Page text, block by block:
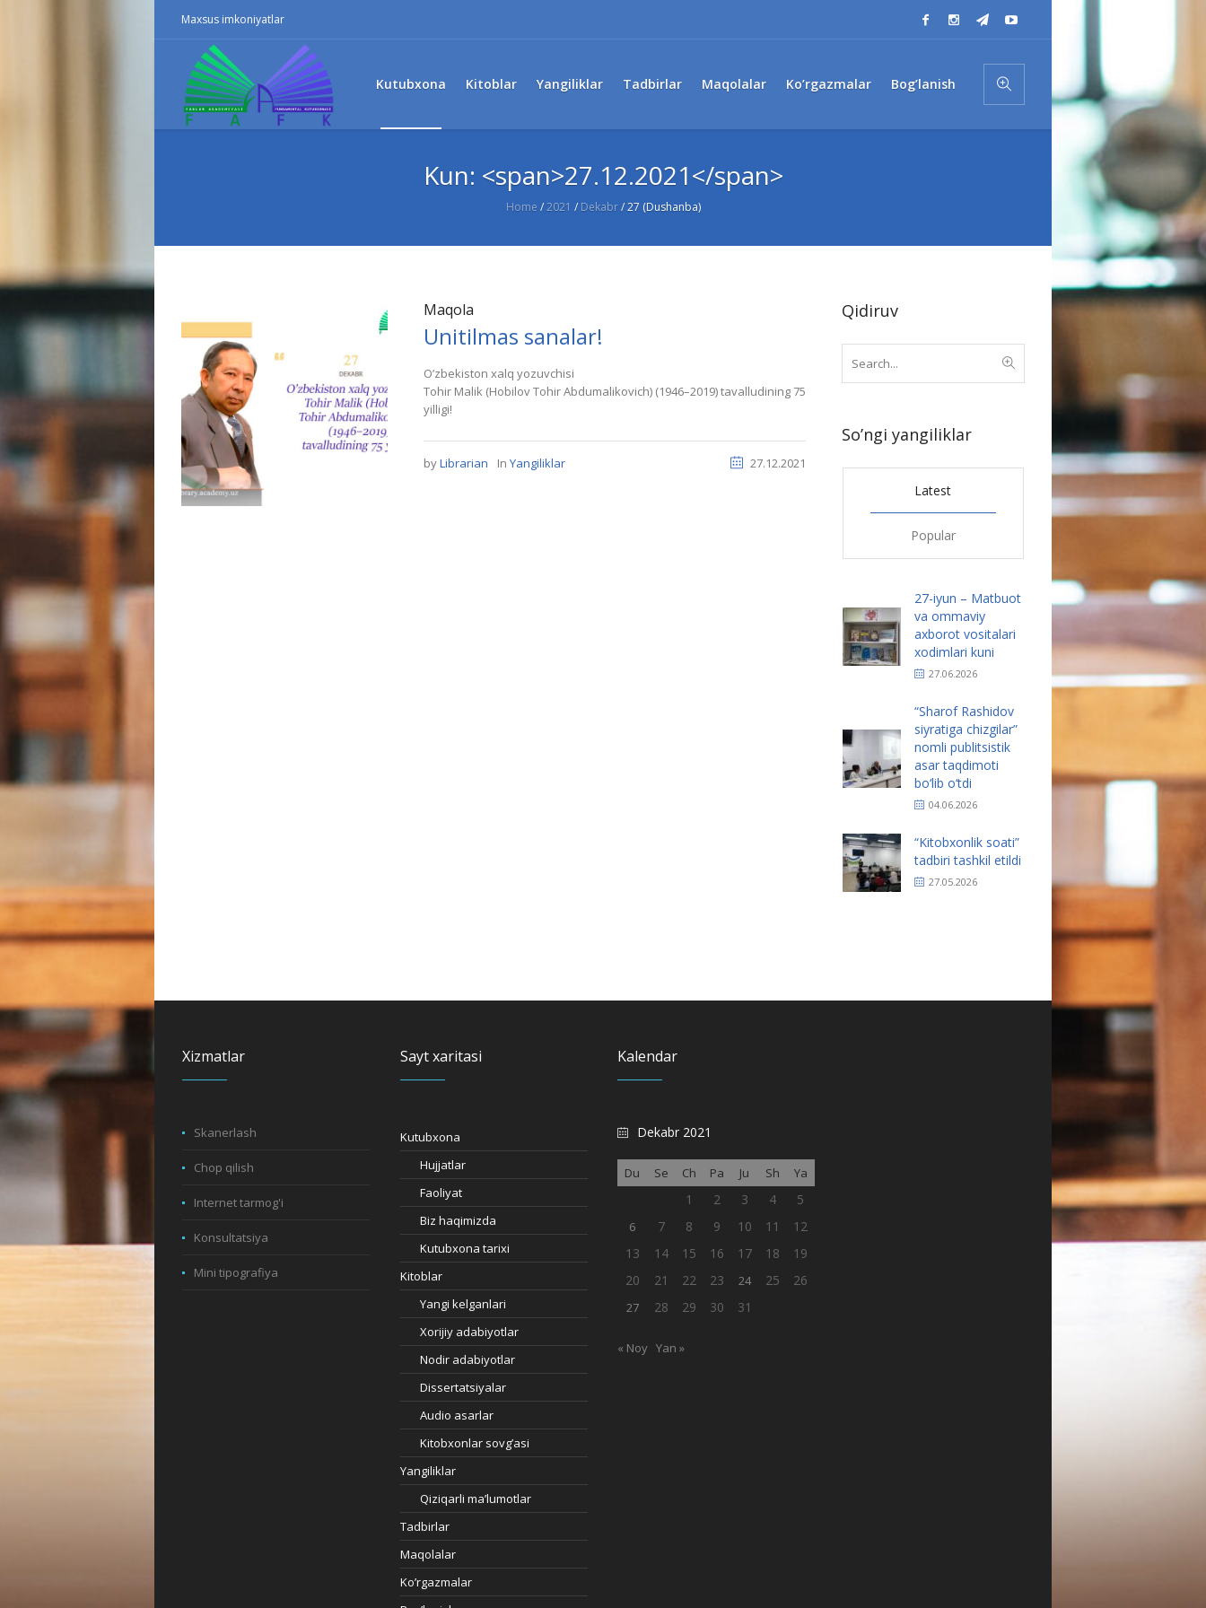
Maxsus imkoniyatlar
Kutubxona Kitoblar Yangiliklar Tadbirlar Maqolalar Ko’rgazmalar Bog’lanish
Kun: <span>27.12.2021</span>
Home /2021 / Dekabr /27 (Dushanba)
Maqola
Unitilmas sanalar!
O’zbekiston xalq yozuvchisi
Tohir Malik (Hobilov Tohir Аbdumalikovich) (1946–2019) tavalludining 75
yilligi!
27.12.2021
byLibrarian In Yangiliklar
Qidiruv
So’ngi yangiliklar
Latest
Popular
27-iyun – Matbuot
va ommaviy
axborot vositalari
xodimlari kuni
27.06.2026
“Sharof Rashidov
siyratiga chizgilar”
nomli publitsistik
asar taqdimoti
bo‘lib o‘tdi
04.06.2026
“Kitobxonlik soati”
tadbiri tashkil etildi
27.05.2026
Xizmatlar
Skanerlash
Chop qilish
Internet tarmog'i
Konsultatsiya
Mini tipografiya
Sayt xaritasi
Kutubxona
Hujjatlar
Faoliyat
Biz haqimizda
Kutubxona tarixi
Kitoblar
Yangi kelganlari
Xorijiy adabiyotlar
Nodir adabiyotlar
Dissertatsiyalar
Audio asarlar
Kitobxonlar sovg’asi
Yangiliklar
Qiziqarli ma’lumotlar
Tadbirlar
Maqolalar
Ko’rgazmalar
Kalendar
Dekabr 2021
Du Se Ch Pa Ju Sh Ya
1 2 3 4 5
6 7 8 9 10 11
12
13
14 15 16 17 18
19
20
21 22 23 24 25 26
27 28 29 30 31
« Noy Yan »